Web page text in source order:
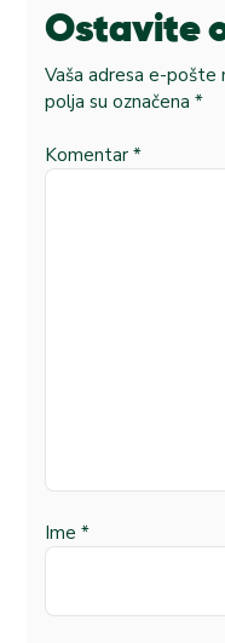
Ostavite
Vaša adresa e-pošte
polja su označena *
Komentar *
Ime *